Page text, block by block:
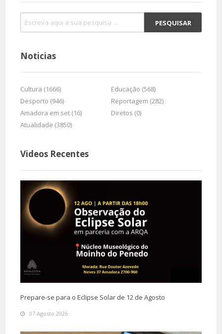
Noticias
Cultura (1666)
Educação (568)
Desporto (946)
Reportagem (282)
Amadora em set (16)
Diretos (0)
Atualidade (3850)
Videos Recentes
Prepare-se para o Eclipse Solar de 12 de Agosto
07 Agosto 2026